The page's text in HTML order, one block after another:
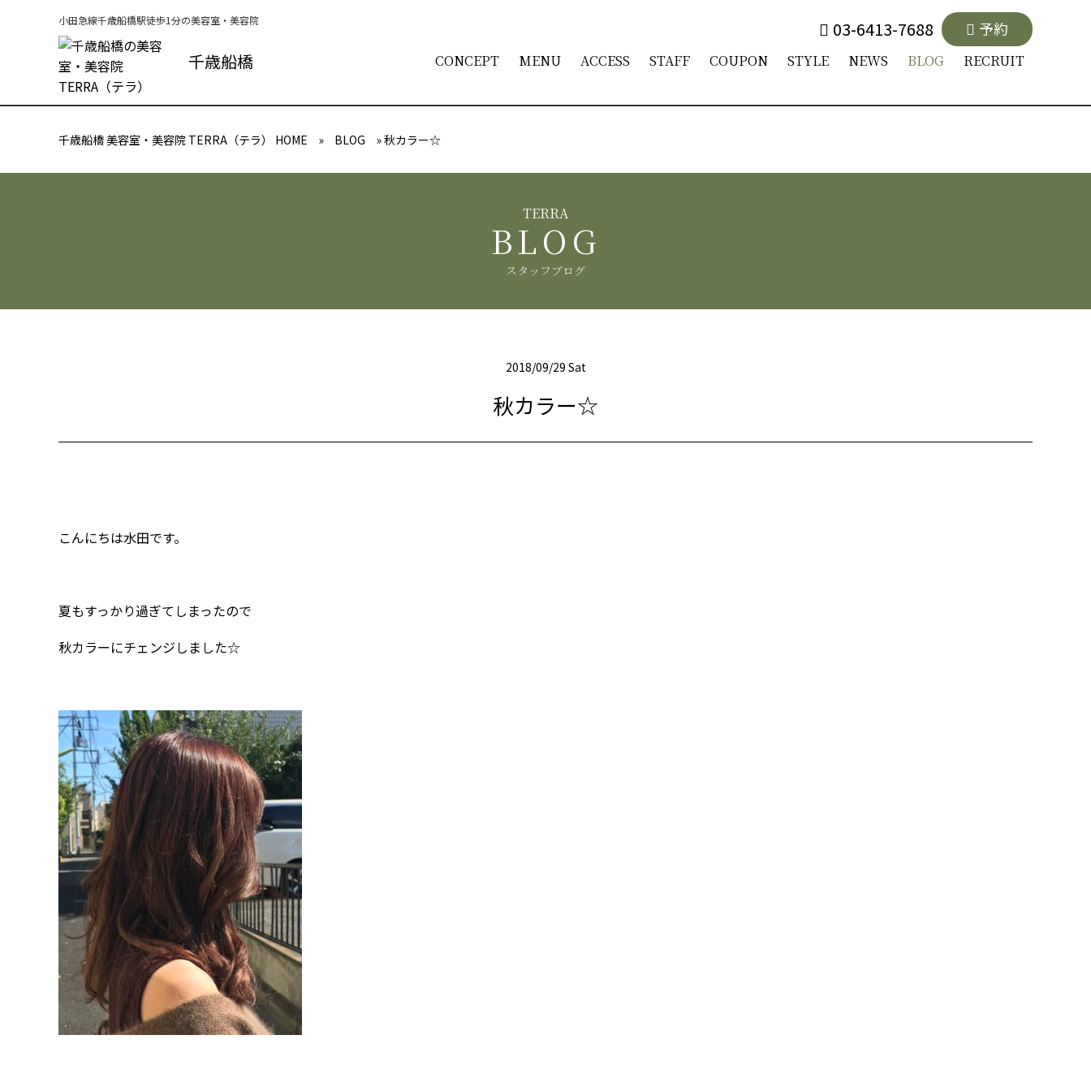
小田急線千歳船橋駅徒歩1分の美容室・美容院
千歳船橋
予約
03-6413-7688
CONCEPT MENU ACCESS STAFF COUPON STYLE NEWS BLOG RECRUIT
千歳船橋 美容室・美容院 TERRA（テラ） HOME » BLOG »秋カラー☆
BLOG
スタッフブログ
2018/09/29 Sat
秋カラー☆
こんにちは水田です。
夏もすっかり過ぎてしまったので
秋カラーにチェンジしました☆